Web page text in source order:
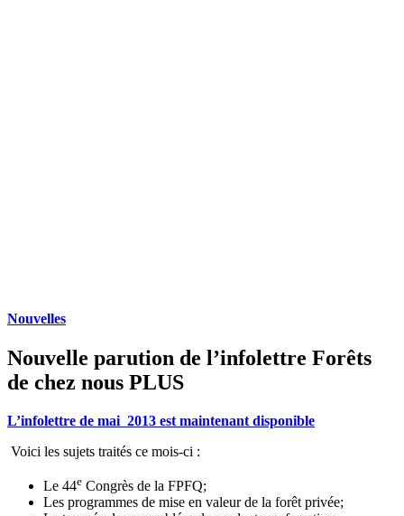
Nouvelles
Nouvelle parution de l’infolettre Forêts
de chez nous PLUS
L’infolettre de mai 2013 est maintenant disponible
Voici les sujets traités ce mois-ci :
Le 44e Congrès de la FPFQ;
Les programmes de mise en valeur de la forêt privée;